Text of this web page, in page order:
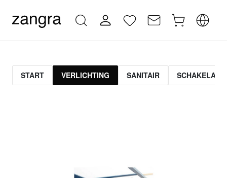
START VERLICHTING SANITAIR